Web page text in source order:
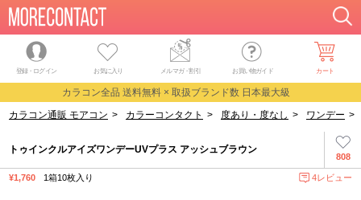
登録・ログイン お気に入り メルマガ・割引 お買い物ガイド カート
カラコン全品 送料無料 × 取扱ブランド数 日本最大級
カラコン通販 モアコン > カラーコンタクト > 度あり・度なし > ワンデー >
808
トゥインクルアイズワンデーUVプラス アッシュブラウン
¥1,760 1箱10枚入り 4レビュー